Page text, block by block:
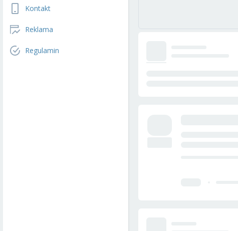
Kontakt
Reklama
Regulamin